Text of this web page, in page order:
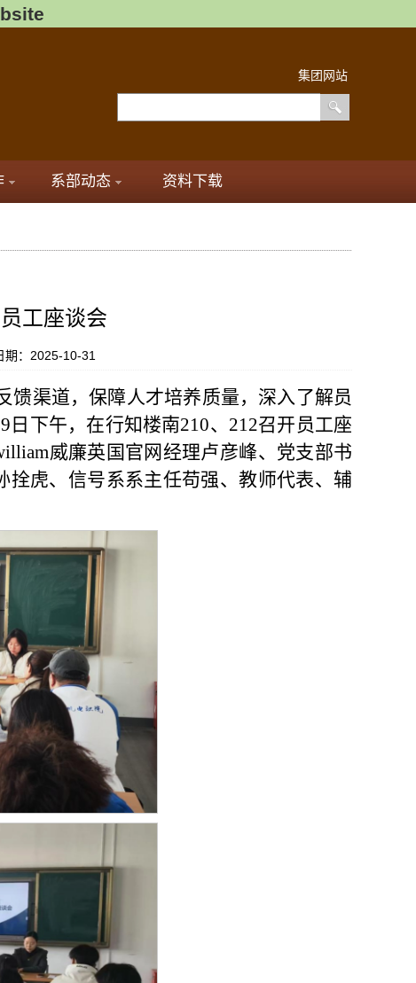
集团网站
系部动态 资料下载
工座谈会
期：2025-10-31
馈渠道，保障人才培养质量，深入了解员
下午，在行知楼南210、212召开员工座
威廉英国官网经理卢彦峰、党支部书
虎、信号系系主任苟强、教师代表、辅